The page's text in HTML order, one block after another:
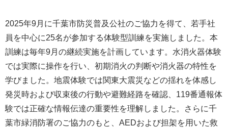
2025年9月に千葉市防災普及公社のご協力を得て、若手社
員を中心に25名が参加する体験型訓練を実施しました。本
訓練は毎年9月の継続実施を計画しています。水消火器体験
では実際に操作を行い、初期消火の判断や消火器の特性を
学びました。地震体験では関東大震災などの揺れを体感し
発災時および収束後の行動や避難経路を確認、119番通報体
験では正確な情報伝達の重要性を理解しました。さらに千
葉市緑消防署のご協力のもと、AEDおよび担架を用いた救